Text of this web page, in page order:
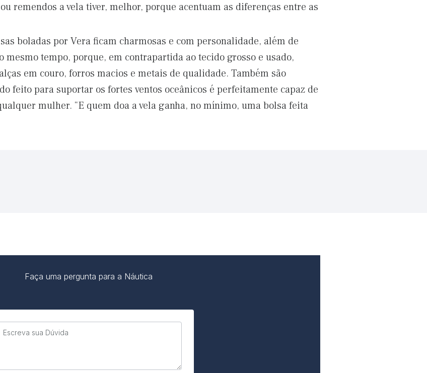
remendos a vela tiver, melhor, porque acentuam as diferenças entre as
boladas por Vera ficam charmosas e com personalidade, além de
mesmo tempo, porque, em contrapartida ao tecido grosso e usado,
em couro, forros macios e metais de qualidade. Também são
feito para suportar os fortes ventos oceânicos é perfeitamente capaz de
mulher. “E quem doa a vela ganha, no mínimo, uma bolsa feita
Faça uma pergunta para a Náutica
Escreva sua Dúvida